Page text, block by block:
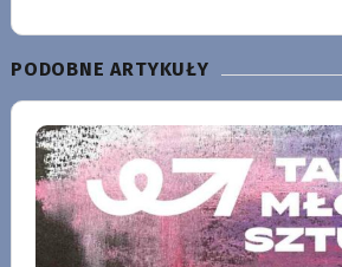
PODOBNE ARTYKUŁY